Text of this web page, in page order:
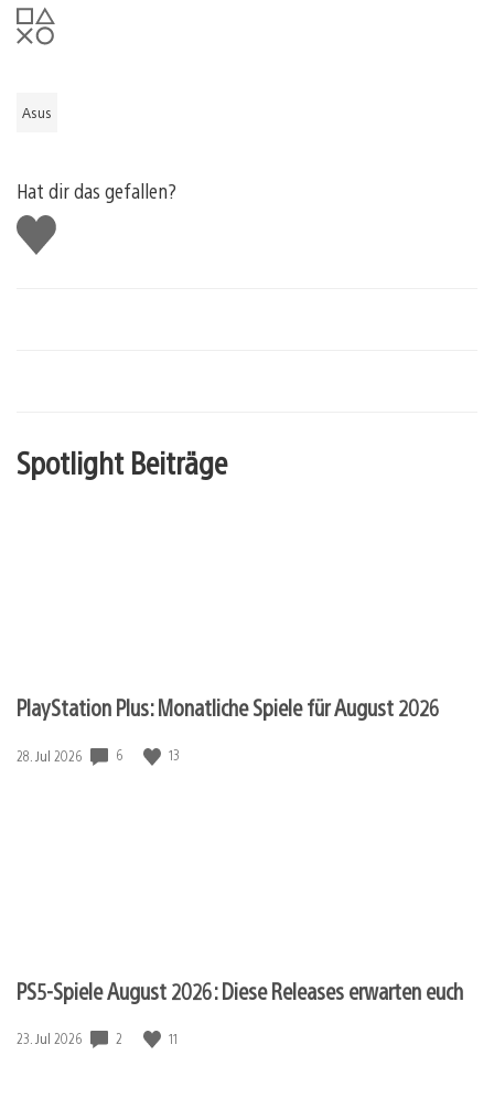
Asus
Hat dir das gefallen?
Gefällt
mir
Spotlight Beiträge
PlayStation Plus: Monatliche Spiele für August 2026
Veröffentlichungsdatum:
28. Jul 2026 6 13
PS5-Spiele August 2026: Diese Releases erwarten euch
Veröffentlichungsdatum:
23. Jul 2026 2 11